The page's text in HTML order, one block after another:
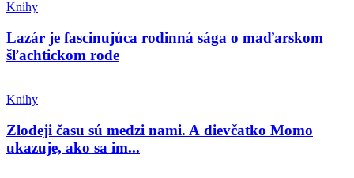
Knihy
Lazár je fascinujúca rodinná sága o maďarskom
šľachtickom rode
Knihy
Zlodeji času sú medzi nami. A dievčatko Momo
ukazuje, ako sa im...